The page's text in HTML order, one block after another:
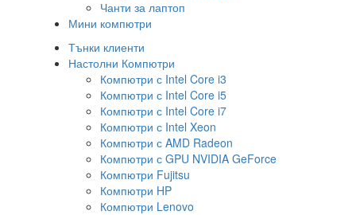
Чанти за лаптоп
Мини компютри
Тънки клиенти
Настолни Компютри
Компютри с Intel Core i3
Компютри с Intel Core i5
Компютри с Intel Core i7
Компютри с Intel Xeon
Компютри с AMD Radeon
Компютри с GPU NVIDIA GeForce
Компютри Fujitsu
Компютри HP
Компютри Lenovo